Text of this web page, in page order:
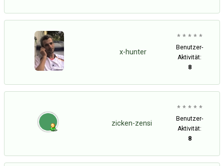
x-hunter
* * * * *
Benutzer-
Aktivität:
8
zicken-zensi
* * * * *
Benutzer-
Aktivität:
8